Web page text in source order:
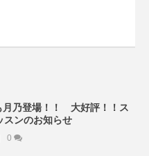
月乃登場！！ 大好評！！ス
ンのお知らせ
0